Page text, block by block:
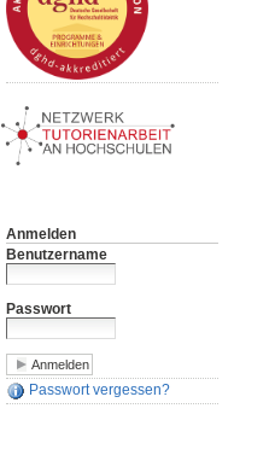
Anmelden
Benutzername
Passwort
Passwort vergessen?